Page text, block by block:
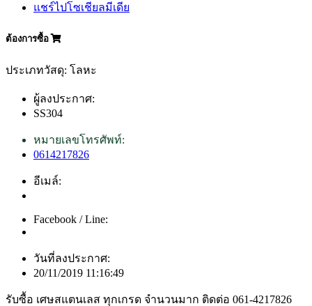
แชร์ไปโซเชียลมีเดีย
ต้องการซื้อ
ประเภทวัสดุ: โลหะ
ผู้ลงประกาศ:
SS304
หมายเลขโทรศัพท์:
0614217826
อีเมล์:
Facebook / Line:
วันที่ลงประกาศ:
20/11/2019 11:16:49
รับซื้อ เศษสแตนเลส ทุกเกรด จำนวนมาก ติดต่อ 061-4217826